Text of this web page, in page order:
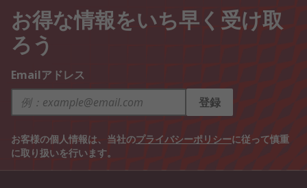
お得な情報をいち早く受け取
ろう
Emailアドレス
登録
お客様の個人情報は、当社のプライバシーポリシーに従って慎重
に取り扱いを行います。